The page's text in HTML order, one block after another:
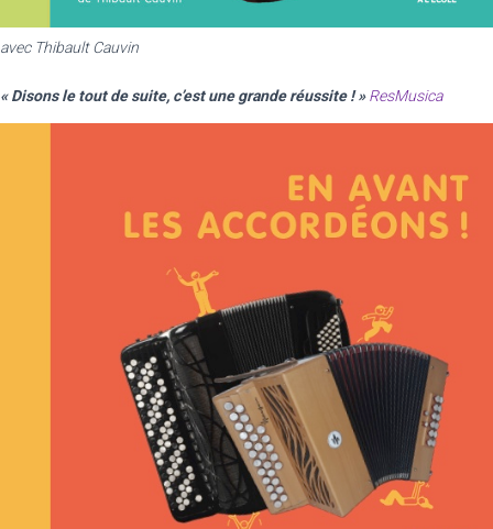
avec Thibault Cauvin
« Disons le tout de suite, c’est une grande réussite ! » ResMusica